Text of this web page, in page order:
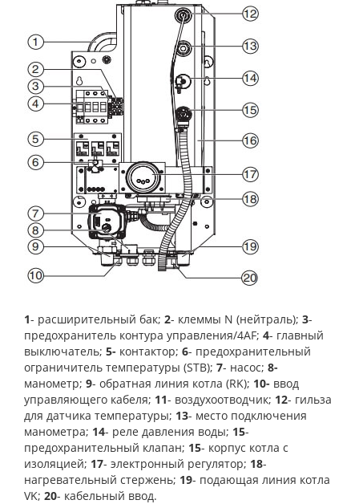
1- расширительный бак; 2- клеммы N (нейтраль); 3-
предохранитель контура управления/4AF; 4- главный
выключатель; 5- контактор; 6- предохранительный
ограничитель температуры (STB); 7- насос; 8-
манометр; 9- обратная линия котла (RK); 10- ввод
управляющего кабеля; 11- воздухоотводчик; 12- гильза
для датчика температуры; 13- место подключения
манометра; 14- реле давления воды; 15-
предохранительный клапан; 15- корпус котла с
изоляцией; 17- электронный регулятор; 18-
нагревательный стержень; 19- подающая линия котла
VK; 20- кабельный ввод.